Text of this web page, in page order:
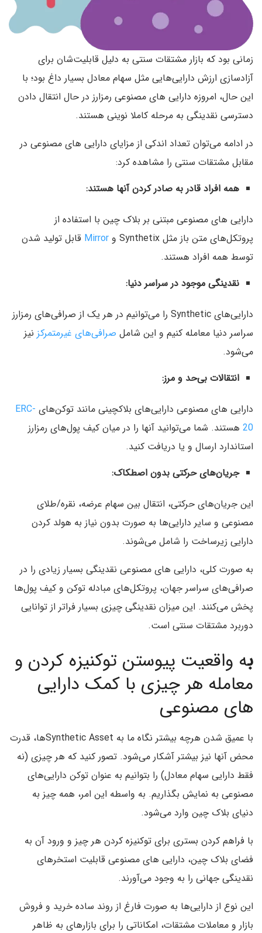
زمانی بود که بازار مشتقات سنتی به دلیل قابلیت‌شان برای
آزادسازی ارزش دارایی‌هایی مثل سهام معادل بسیار داغ بود؛ با
این حال، امروزه دارایی های مصنوعی رمزارز در حال انتقال دادن
دسترسی نقدینگی به مرحله کاملا نوینی هستند.
در ادامه می‌توان تعداد اندکی از مزایای دارایی های مصنوعی در
مقابل مشتقات سنتی را مشاهده کرد:
همه افراد قادر به صادر کردن آنها هستند:
دارایی های مصنوعی مبتنی بر بلاک چین با استفاده از
پروتکل‌های متن باز مثل Synthetix و
Mirror‌ قابل تولید شدن
توسط همه افراد هستند.
نقدینگی موجود در سراسر دنیا:
دارایی‌های Synthetic را می‌توانیم در هر یک از صرافی‌های رمزارز
سراسر دنیا معامله کنیم و این شامل صرافی‌های غیرمتمرکز نیز
می‌شود.
انتقالات بی‌حد و مرز:
دارایی های مصنوعی دارایی‌های بلاکچینی مانند توکن‌های ERC-
20 هستند. شما می‌توانید آنها را در میان کیف پول‌های رمزارز
استاندارد ارسال و یا دریافت کنید.
جریان‌های حرکتی بدون اصطکاک:
این جریان‌های حرکتی، انتقال بین سهام عرضه، نقره/طلای
مصنوعی و سایر دارایی‌ها به صورت بدون نیاز به هولد کردن
دارایی زیرساخت را شامل می‌شوند.
به صورت کلی، دارایی های مصنوعی نقدینگی بسیار زیادی را در
صرافی‌های سراسر جهان، پروتکل‌های مبادله توکن و کیف پول‌ها
پخش می‌کنند. این میزان نقدینگی چیزی بسیار فراتر از توانایی
دوربرد مشتقات سنتی است.
به واقعیت پیوستن توکنیزه کردن و
معامله هر چیزی با کمک دارایی
های مصنوعی
با عمیق شدن هرچه بیشتر نگاه ما به Synthetic Assetها، قدرت
محض آنها نیز بیشتر آشکار می‌شود. تصور کنید که هر چیزی (نه
فقط دارایی سهام معادل) را بتوانیم به عنوان توکن دارایی‌های
مصنوعی به نمایش بگذاریم. به واسطه این امر، همه چیز به
دنیای بلاک چین وارد می‌شود.
با فراهم کردن بستری برای توکنیزه کردن هر چیز و ورود آن به
فضای بلاک چین‌، دارایی های مصنوعی قابلیت استخر‌های
نقدینگی جهانی را به وجود می‌آورند.
این نوع از دارایی‌ها به صورت فارغ از روند ساده خرید و فروش
بازار و معاملات مشتقات، امکاناتی را برای بازار‌های به ظاهر